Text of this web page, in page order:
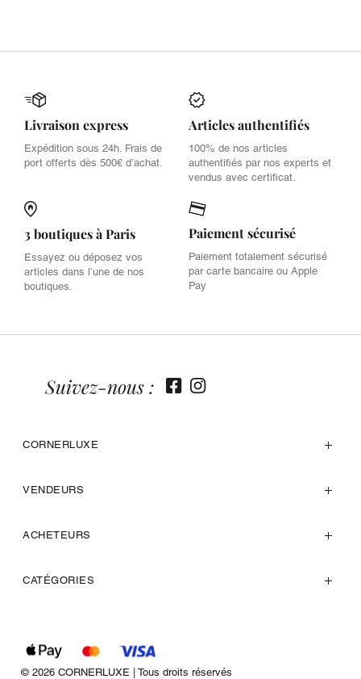
Livraison express
Expédition sous 24h. Frais de
port offerts dès 500€ d’achat.
Articles authentifiés
100% de nos articles
authentifiés par nos experts et
vendus avec certificat.
3 boutiques à Paris
Essayez ou déposez vos
articles dans l’une de nos
boutiques.
Paiement sécurisé
Paiement totalement sécurisé
par carte bancaire ou Apple
Pay
CORNERLUXE
VENDEURS
ACHETEURS
CATÉGORIES
Suivez-nous :
© 2026 CORNERLUXE | Tous droits réservés